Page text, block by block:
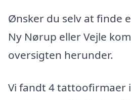
Ønsker du selv at finde
Ny Nørup eller Vejle
oversigten herunder.
Vi fandt 4 tattoofirmaer